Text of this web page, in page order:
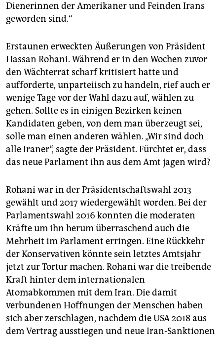
Dienerinnen der Amerikaner und Feinden Irans
geworden sind.“
Erstaunen erweckten Äußerungen von Präsident
Hassan Rohani. Während er in den Wochen zuvor
den Wächterrat scharf kritisiert hatte und
aufforderte, unparteiisch zu handeln, rief auch er
wenige Tage vor der Wahl dazu auf, wählen zu
gehen. Sollte es in einigen Bezirken keinen
Kandidaten geben, von dem man überzeugt sei,
solle man einen anderen wählen. „Wir sind doch
alle Iraner“, sagte der Präsident. Fürchtet er, dass
das neue Parlament ihn aus dem Amt jagen wird?
Rohani war in der Präsidentschaftswahl 2013
gewählt und 2017 wiedergewählt worden. Bei der
Parlamentswahl 2016 konnten die moderaten
Kräfte um ihn herum überraschend auch die
Mehrheit im Parlament erringen. Eine Rückkehr
der Konservativen könnte sein letztes Amtsjahr
jetzt zur Tortur machen. Rohani war die treibende
Kraft hinter dem internationalen
Atomabkommen mit dem Iran. Die damit
verbundenen Hoffnungen der Menschen haben
sich aber zerschlagen, nachdem die USA 2018 aus
dem Vertrag ausstiegen und neue Iran-Sanktionen